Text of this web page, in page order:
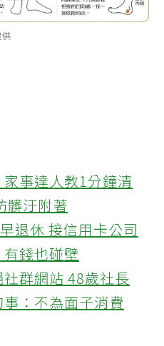
事達人教1分鐘清
髒汙附著
退休 接信用卡公司
錢也碰壁
群網站 48歲社長
：不為面子消費